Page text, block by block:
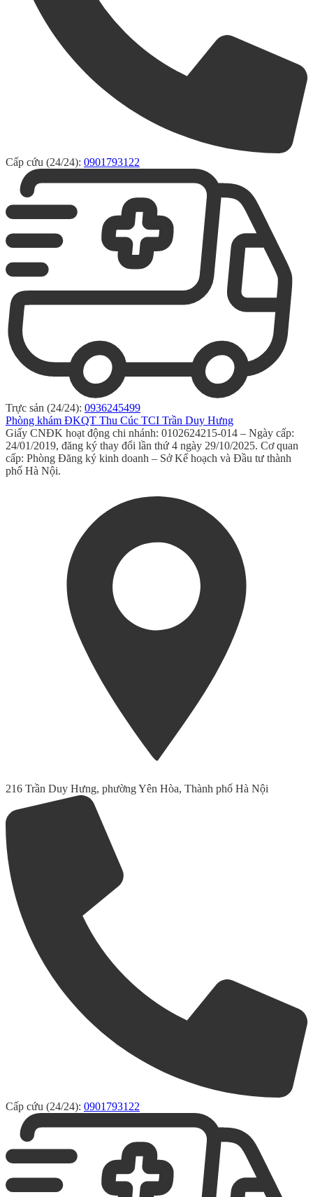
Cấp cứu (24/24): 0901793122
Trực sản (24/24): 0936245499
Phòng khám ĐKQT Thu Cúc TCI Trần Duy Hưng
Giấy CNĐK hoạt động chi nhánh: 0102624215-014 – Ngày cấp:
24/01/2019, đăng ký thay đổi lần thứ 4 ngày 29/10/2025. Cơ quan
cấp: Phòng Đăng ký kinh doanh – Sở Kế hoạch và Đầu tư thành
phố Hà Nội.
216 Trần Duy Hưng, phường Yên Hòa, Thành phố Hà Nội
Cấp cứu (24/24): 0901793122